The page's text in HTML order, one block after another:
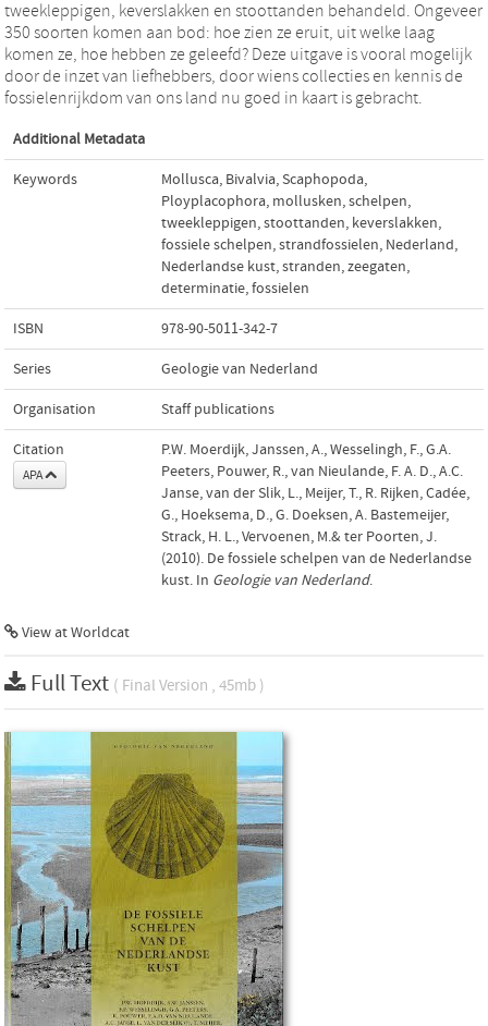
tweekleppigen, keverslakken en stoottanden behandeld. Ongeveer
350 soorten komen aan bod: hoe zien ze eruit, uit welke laag
komen ze, hoe hebben ze geleefd? Deze uitgave is vooral mogelijk
door de inzet van liefhebbers, door wiens collecties en kennis de
fossielenrijkdom van ons land nu goed in kaart is gebracht.
Additional Metadata
Keywords Mollusca, Bivalvia,Scaphopoda,
Ployplacophora, mollusken,schelpen,
tweekleppigen,stoottanden, keverslakken,
fossiele schelpen,strandfossielen, Nederland,
Nederlandse kust,stranden,zeegaten,
determinatie,fossielen
ISBN 978-90-5011-342-7
Series Geologie van Nederland
Organisation Staff publications
Citation
APA
P.W. Moerdijk, Janssen, A., Wesselingh, F., G.A.
Peeters, Pouwer, R., van Nieulande, F. A. D., A.C.
Janse, van der Slik, L., Meijer, T., R. Rijken, Cadée,
G., Hoeksema, D., G. Doeksen, A. Bastemeijer,
Strack, H. L., Vervoenen, M.& ter Poorten, J.
(2010). De fossiele schelpen van de Nederlandse
kust. In Geologie van Nederland.
View at Worldcat
Full Text ( Final Version , 45mb )